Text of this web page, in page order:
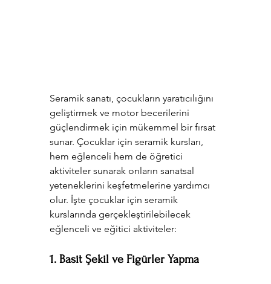
Seramik sanatı, çocukların yaratıcılığını
geliştirmek ve motor becerilerini
güçlendirmek için mükemmel bir fırsat
sunar. Çocuklar için seramik kursları,
hem eğlenceli hem de öğretici
aktiviteler sunarak onların sanatsal
yeteneklerini keşfetmelerine yardımcı
olur. İşte çocuklar için seramik
kurslarında gerçekleştirilebilecek
eğlenceli ve eğitici aktiviteler:
1. Basit Şekil ve Figürler Yapma